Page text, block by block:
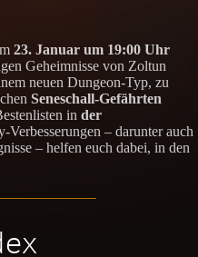
23. Januar um 19:00 Uhr
Geheimnisse von Zoltun
neuen Dungeon-Typ, zu
Seneschall-Gefährten
in der
Verbesserungen – darunter auch
– helfen euch dabei, in den